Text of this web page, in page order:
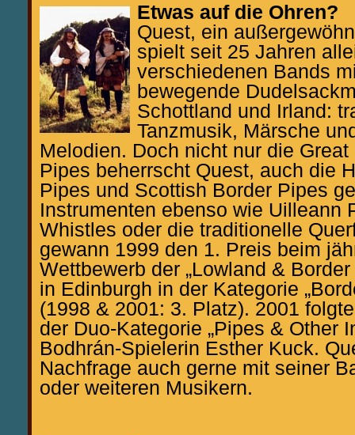
Etwas auf die Ohren?
Quest, ein
spielt seit 25 Jahren
verschiedenen Bands
bewegende
Schottland und Irland:
Tanzmusik, Märsche
Melodien. Doch nicht nur die
Pipes beherrscht Quest, auch die
Pipes und Scottish Border Pipes
Instrumenten ebenso wie Uilleann
Whistles oder die traditionelle
gewann 1999 den 1. Preis beim
Wettbewerb der „Lowland &
in Edinburgh in der Kategorie
(1998 & 2001: 3. Platz). 2001
der Duo-Kategorie „Pipes & Other
Bodhrán-Spielerin Esther Kuck.
Nachfrage auch gerne mit seiner
oder weiteren Musikern.